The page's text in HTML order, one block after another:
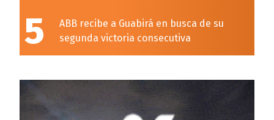
5
ABB recibe a Guabirá en busca de su
segunda victoria consecutiva